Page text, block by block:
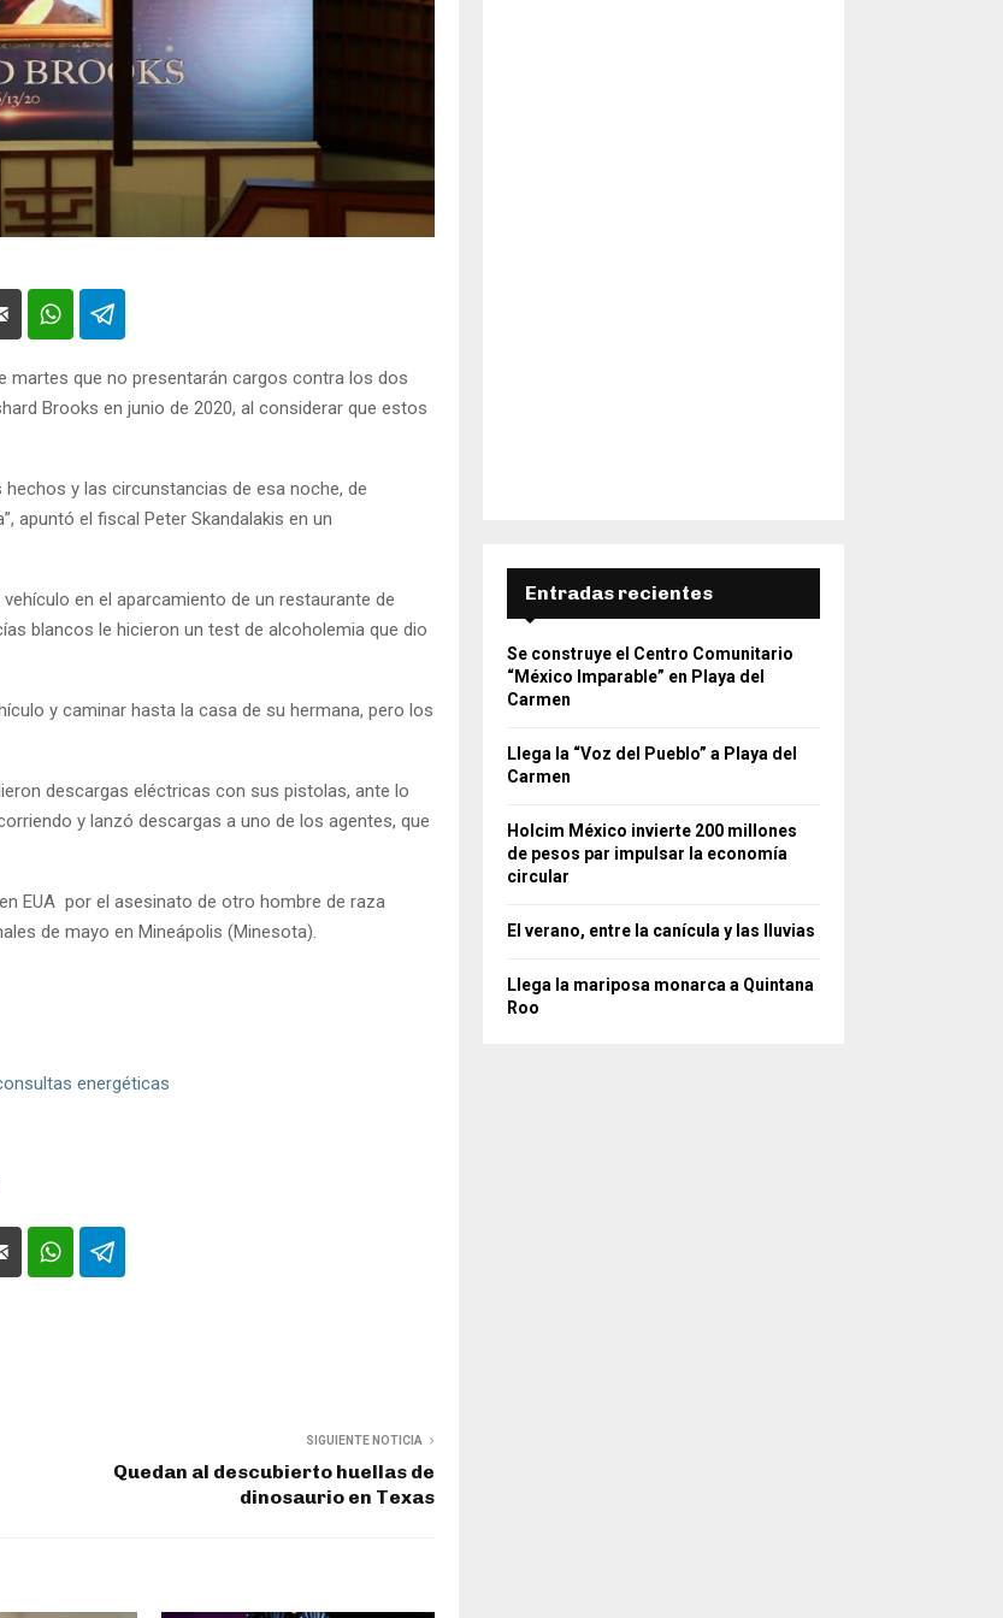
martes que no presentarán cargos contra los dos
Brooks en junio de 2020, al considerar que estos
y las circunstancias de esa noche, de
apuntó el fiscal Peter Skandalakis en un
en el aparcamiento de un restaurante de
blancos le hicieron un test de alcoholemia que dio
y caminar hasta la casa de su hermana, pero los
descargas eléctricas con sus pistolas, ante lo
y lanzó descargas a uno de los agentes, que
EUA por el asesinato de otro hombre de raza
de mayo en Mineápolis (Minesota).
energéticas
SIGUIENTE NOTICIA
Quedan al descubierto huellas de
dinosaurio en Texas
Entradas recientes
Se construye el Centro Comunitario
“México Imparable” en Playa del
Carmen
Llega la “Voz del Pueblo” a Playa del
Carmen
Holcim México invierte 200 millones
de pesos par impulsar la economía
circular
El verano, entre la canícula y las lluvias
Llega la mariposa monarca a Quintana
Roo